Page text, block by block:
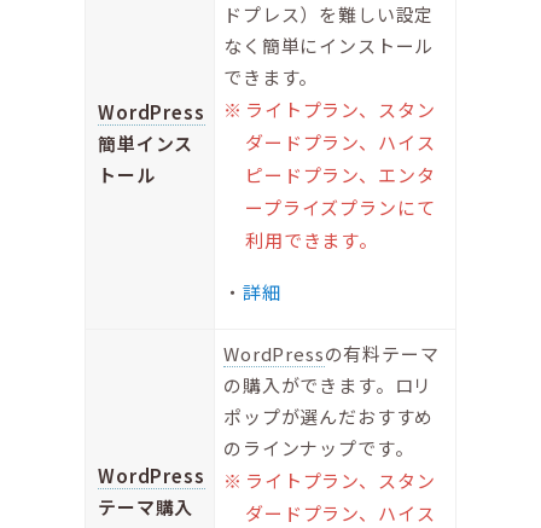
WordPress
簡単インス
トール
ドプレス）を難しい設定
なく簡単にインストール
できます。
ライトプラン、スタン
ダードプラン、ハイス
ピードプラン、エンタ
ープライズプランにて
利用できます。
詳細
WordPress
テーマ購入
WordPressの有料テーマ
の購入ができます。ロリ
ポップが選んだおすすめ
のラインナップです。
ライトプラン、スタン
ダードプラン、ハイス